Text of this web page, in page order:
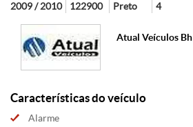
2009 / 2010 122900 Preto 4
Atual Veículos Bh
Características do veículo
Alarme